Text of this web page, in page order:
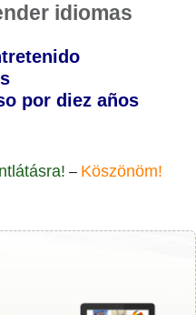
idiomas
por diez años
– Köszönöm!